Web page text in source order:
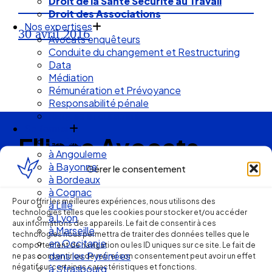
Gérer le consentement
Pour offrir les meilleures expériences, nous utilisons des
technologies telles que les cookies pour stocker et/ou accéder
aux informations des appareils. Le fait de consentir à ces
technologies nous permettra de traiter des données telles que le
comportement de navigation ou les ID uniques sur ce site. Le fait de
ne pas consentir ou de retirer son consentement peut avoir un effet
négatif sur certaines caractéristiques et fonctions.
Droit des Associations
Nos expertises
Avocats enquêteurs
Conduite du changement et Restructuring
Data
Médiation
Rémunération et Prévoyance
Responsabilité pénale
Risques et durabilité
En visio
à Angouleme
à Bayonne
à Bordeaux
à Cognac
à Lille
à Lyon
à Marseille
en Occitanie
dans les Pyrénées
à Strasbourg
30 avril 2016
Ellipse Avocats
Réseau
de cabinets
d’avocats